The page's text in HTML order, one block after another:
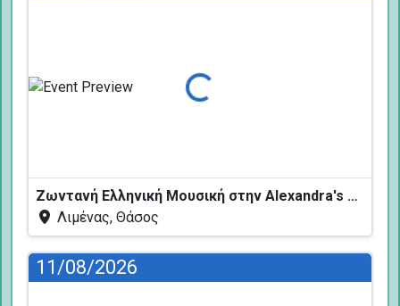
Φόρτωση...
Ζωντανή Ελληνική Μουσική στην Alexandra's Restaurant
Λιμένας, Θάσος
11/08/2026